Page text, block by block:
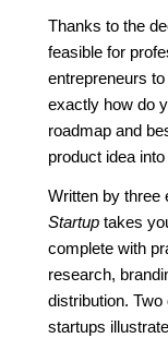
Thanks to the
feasible for
entrepreneurs
exactly how do
roadmap and
product idea
Written by three
Startup takes
complete with
research,
distribution.
startups